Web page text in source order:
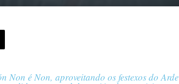
Non é Non, aproveitando os festexos do Arde